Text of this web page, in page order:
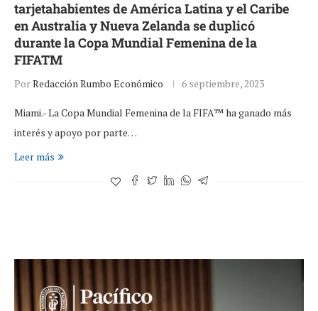
tarjetahabientes de América Latina y el Caribe
en Australia y Nueva Zelanda se duplicó
durante la Copa Mundial Femenina de la
FIFATM
PorRedacción Rumbo Económico 6 septiembre, 2023
Miami.- La Copa Mundial Femenina de la FIFA™ ha ganado más
interés y apoyo por parte…
Leer más